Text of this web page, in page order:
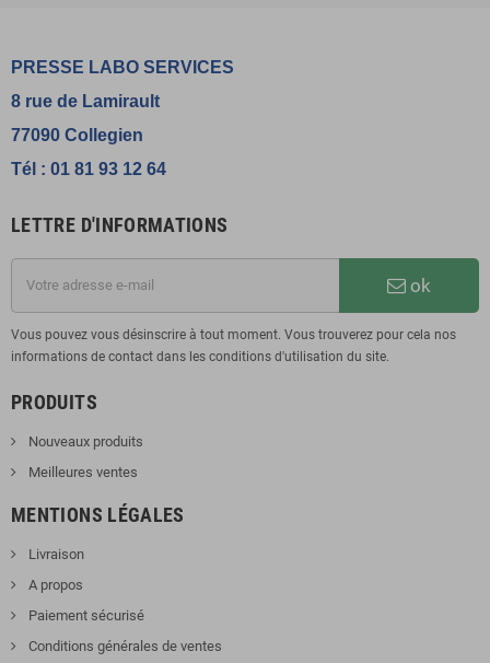
PRESSE LABO SERVICES
8 rue de Lamirault
77090 Collegien
Tél : 01 81 93 12 64
LETTRE D'INFORMATIONS
ok
Vous pouvez vous désinscrire à tout moment. Vous trouverez pour cela nos
informations de contact dans les conditions d'utilisation du site.
PRODUITS
Nouveaux produits
Meilleures ventes
MENTIONS LÉGALES
Livraison
A propos
Paiement sécurisé
Conditions générales de ventes